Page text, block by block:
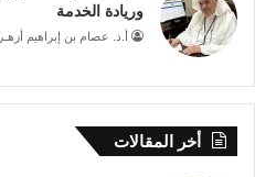
وريادة الخدمة
أ.د. عصام بن إبراهيم أزهـر
أخر المقالات